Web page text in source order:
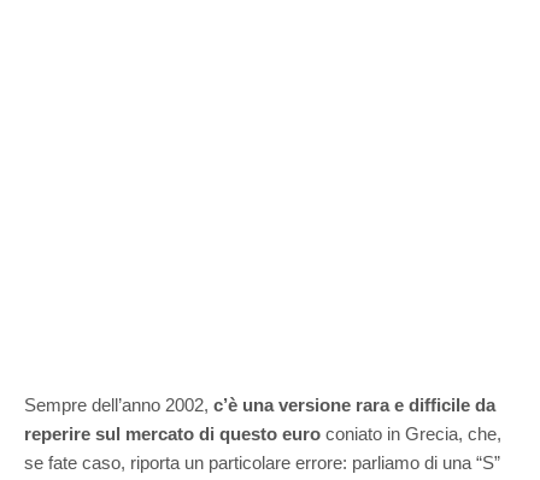
Sempre dell’anno 2002, c’è una versione rara e difficile da
reperire sul mercato di questo euro coniato in Grecia, che,
se fate caso, riporta un particolare errore: parliamo di una “S”